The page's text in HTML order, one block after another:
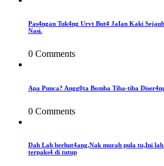
Pas4ngan Tuk4ng Urvt But4 JaIan Kaki
Nasi.
0 Comments
Apa Punca? Angg0ta Bomba Tiba-tiba
0 Comments
Dah Lah berhut4ang,Nak murah pula tu,Ini lah
terpaks4 di tutup